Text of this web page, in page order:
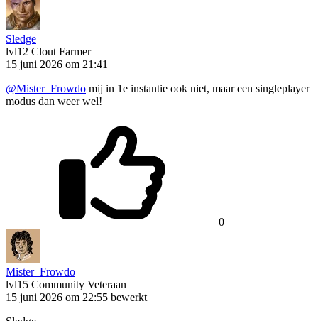
Sledge
lvl12 Clout Farmer
15 juni 2026 om 21:41
@Mister_Frowdo mij in 1e instantie ook niet, maar een singleplayer
modus dan weer wel!
0
Mister_Frowdo
lvl15 Community Veteraan
15 juni 2026 om 22:55 bewerkt